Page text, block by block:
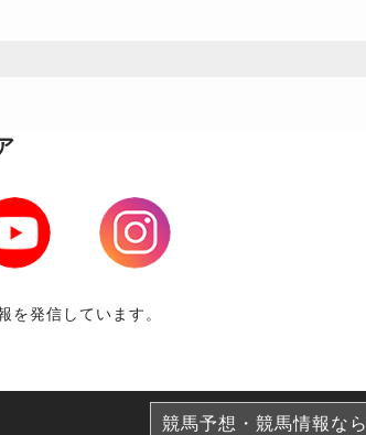
Instagram
発信しています。
競馬予想・競馬情報なら